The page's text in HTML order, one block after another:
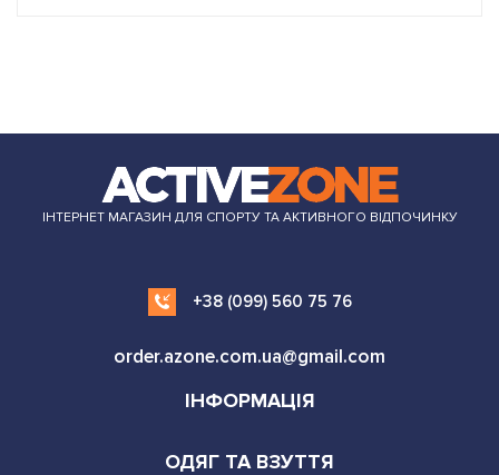
ІНТЕРНЕТ МАГАЗИН ДЛЯ СПОРТУ ТА АКТИВНОГО ВІДПОЧИНКУ
+38 (099) 560 75 76
order.azone.com.ua@gmail.com
ІНФОРМАЦІЯ
ОДЯГ ТА ВЗУТТЯ